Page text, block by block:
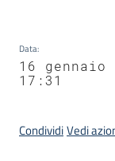
Data:
16 gennaio
17:31
CondividiVedi